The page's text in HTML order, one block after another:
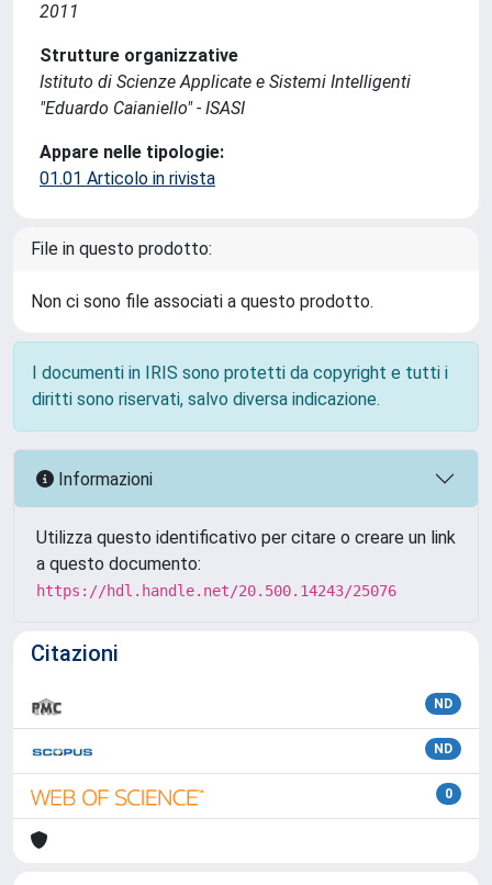
2011
Strutture organizzative
Istituto di Scienze Applicate e Sistemi Intelligenti
"Eduardo Caianiello" - ISASI
Appare nelle tipologie:
01.01 Articolo in rivista
File in questo prodotto:
Non ci sono file associati a questo prodotto.
I documenti in IRIS sono protetti da copyright e tutti i
diritti sono riservati, salvo diversa indicazione.
Informazioni
Utilizza questo identificativo per citare o creare un link
a questo documento:
https://hdl.handle.net/20.500.14243/25076
Citazioni
ND
ND
0